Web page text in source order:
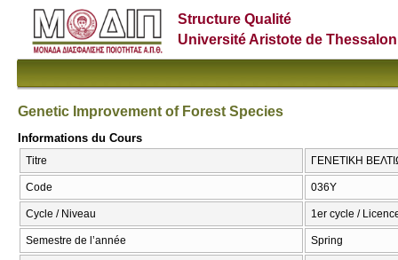
Structure Qualité
Université Aristote de
Genetic Improvement of Forest Species
Informations du Cours
Titre ΓΕΝΕΤΙΚΗ
Code 036Υ
Cycle / Niveau 1er cycle /
Semestre de l’année Spring